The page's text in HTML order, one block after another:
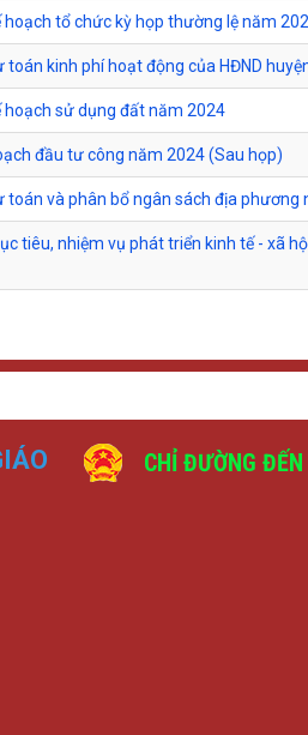
hoạch tổ chức kỳ họp thường lệ năm
toán kinh phí hoạt động của HĐND
hoạch sử dụng đất năm 2024
đầu tư công năm 2024 (Sau họp)
toán và phân bổ ngân sách địa phương
tiêu, nhiệm vụ phát triển kinh tế - xã
CHỈ ĐƯỜNG ĐẾN